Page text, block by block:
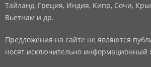
Тайланд, Греция, Индия, Кипр, Сочи,
Вьетнам и др.
Предложения на сайте не являются
носят исключительно информационный